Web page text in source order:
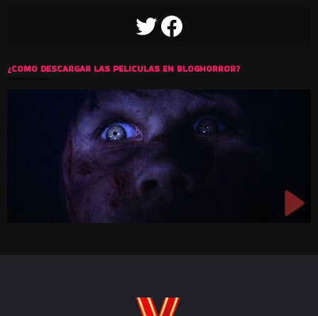
TWITTERFACEBOOK
¿COMO DESCARGAR LAS PELICULAS EN BLOGHORROR?